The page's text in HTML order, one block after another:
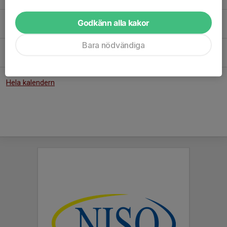
Fre 25/9
19:00-21:00
Match mot Kimstad GoIF
Match mot IK Österviking
Hela kalendern
Godkänn alla kakor
Bara nödvändiga